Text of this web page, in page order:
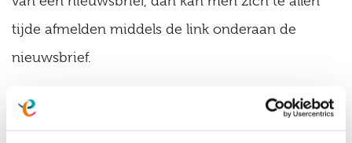
tijde afmelden middels de link onderaan de
nieuwsbrief.
Inlog
Pleegouders kunnen inloggen op een afgesloten